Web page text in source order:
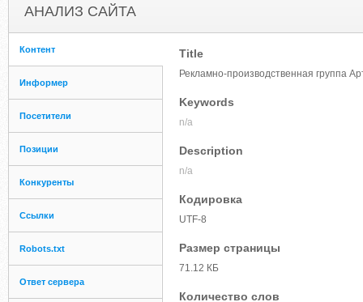
АНАЛИЗ САЙТА
Контент
Информер
Посетители
Позиции
Конкуренты
Ссылки
Robots.txt
Ответ сервера
Title
Рекламно-производственная группа
Keywords
n/a
Description
n/a
Кодировка
UTF-8
Размер страницы
71.12 КБ
Количество слов